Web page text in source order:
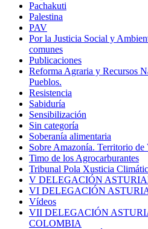
Pachakuti
Palestina
PAV
Por la Justicia Social y
comunes
Publicaciones
Reforma Agraria y Recursos
Pueblos.
Resistencia
Sabiduría
Sensibilización
Sin categoría
Soberanía alimentaria
Sobre Amazonía. Territorio
Timo de los Agrocarburantes
Tribunal Pola Xusticia
V DELEGACIÓN
VI DELEGACIÓN
Vídeos
VII DELEGACIÓN
COLOMBIA